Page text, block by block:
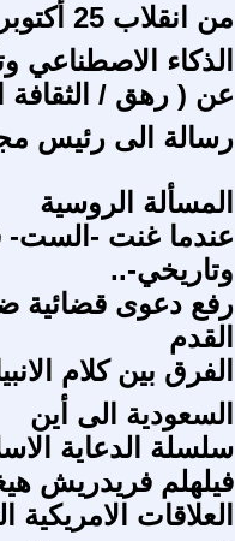
من انقلاب 25 أكتوبر للحرب
الذكاء الاصطناعي
عن ( رهق / الثقافة
رسالة الى رئيس
المسألة الروسية
عندما غنت -
وتاريخي-..
رفع دعوى قضائية
القدم
الفرق بين كلام
السعودية الى أين
فيلهلم فريدريش
العلاقات الامريكية